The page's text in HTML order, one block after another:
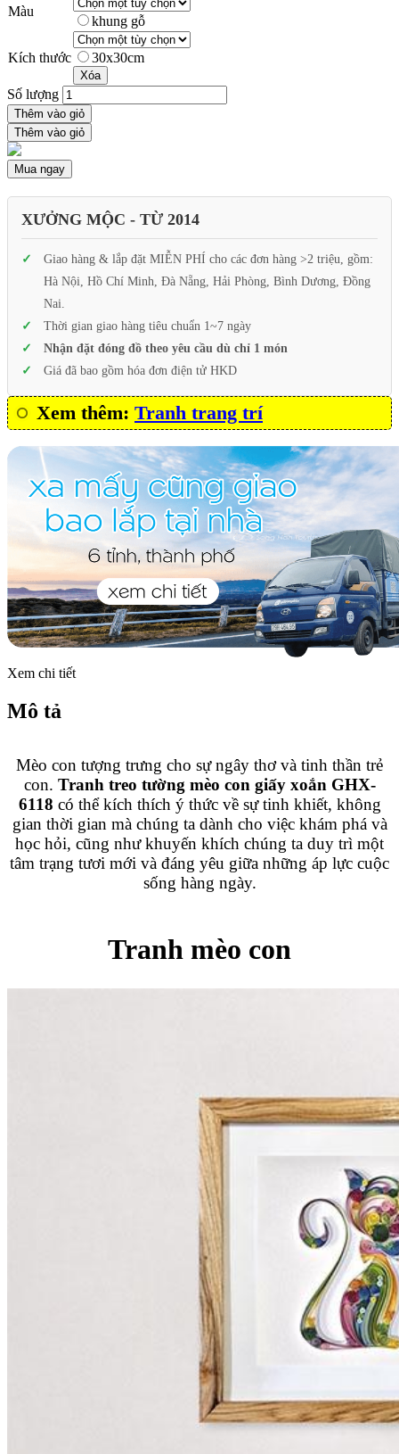
Màu
khung gỗ
Kích thước 30x30cm
Xóa
Số lượng
Thêm vào giỏ
Thêm vào giỏ
Mua ngay
XƯỞNG MỘC - TỪ 2014
Giao hàng & lắp đặt MIỄN PHÍ cho các đơn hàng >2 triệu, gồm:
Hà Nội, Hồ Chí Minh, Đà Nẵng, Hải Phòng, Bình Dương, Đồng
Nai.
Thời gian giao hàng tiêu chuẩn 1~7 ngày
Nhận đặt đóng đồ theo yêu cầu dù chỉ 1 món
Giá đã bao gồm hóa đơn điện tử HKD
Xem thêm: Tranh trang trí
Xem chi tiết
Mô tả
Mèo con tượng trưng cho sự ngây thơ và tinh thần trẻ
con. Tranh treo tường mèo con giấy xoắn GHX-
6118 có thể kích thích ý thức về sự tinh khiết, không
gian thời gian mà chúng ta dành cho việc khám phá và
học hỏi, cũng như khuyến khích chúng ta duy trì một
tâm trạng tươi mới và đáng yêu giữa những áp lực cuộc
sống hàng ngày.
Tranh mèo con